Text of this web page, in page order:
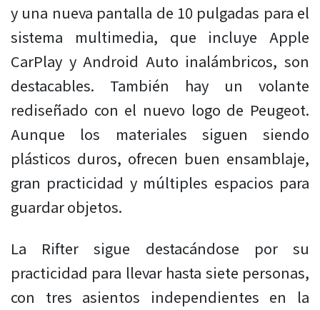
y una nueva pantalla de 10 pulgadas para el
sistema multimedia, que incluye Apple
CarPlay y Android Auto inalámbricos, son
destacables. También hay un volante
rediseñado con el nuevo logo de Peugeot.
Aunque los materiales siguen siendo
plásticos duros, ofrecen buen ensamblaje,
gran practicidad y múltiples espacios para
guardar objetos.
La Rifter sigue destacándose por su
practicidad para llevar hasta siete personas,
con tres asientos independientes en la